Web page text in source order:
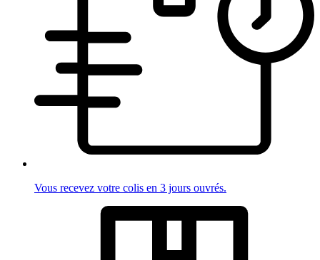
Vous recevez votre colis en 3 jours ouvrés.